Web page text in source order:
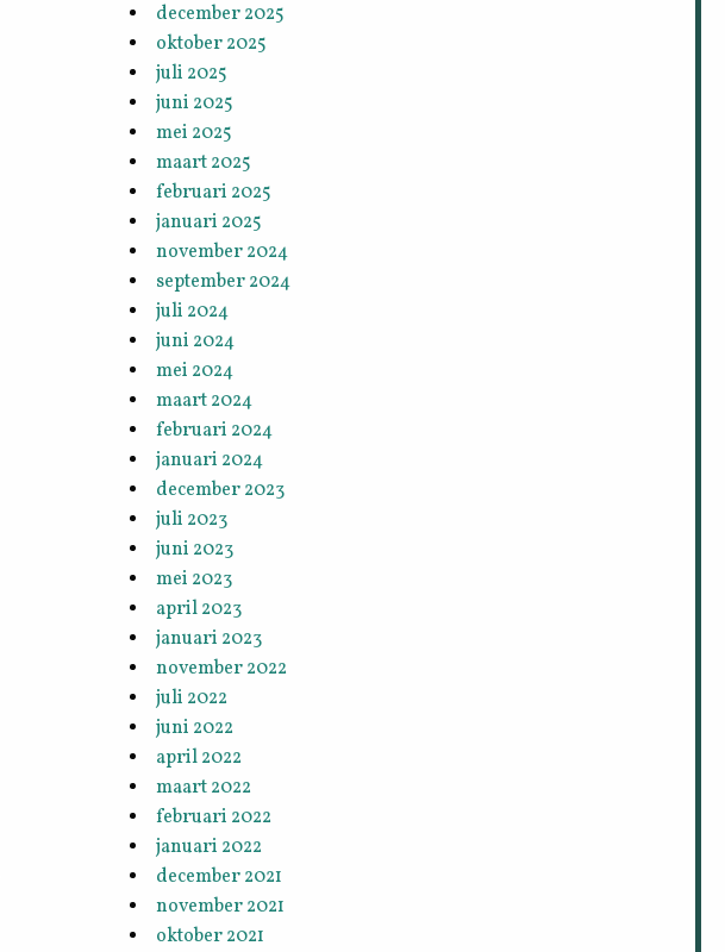
december 2025
oktober 2025
juli 2025
juni 2025
mei 2025
maart 2025
februari 2025
januari 2025
november 2024
september 2024
juli 2024
juni 2024
mei 2024
maart 2024
februari 2024
januari 2024
december 2023
juli 2023
juni 2023
mei 2023
april 2023
januari 2023
november 2022
juli 2022
juni 2022
april 2022
maart 2022
februari 2022
januari 2022
december 2021
november 2021
oktober 2021